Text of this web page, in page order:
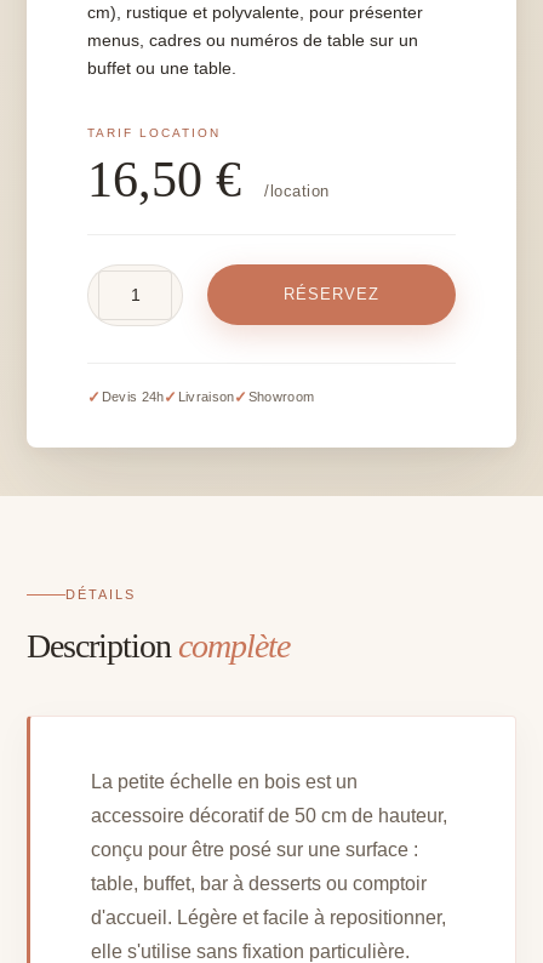
cm), rustique et polyvalente, pour présenter
menus, cadres ou numéros de table sur un
buffet ou une table.
16,50€ /location
en
-
RÉSERVEZ
✓ Devis 24h✓ Livraison✓ Showroom
DÉTAILS
Description complète
La petite échelle en bois est un
accessoire décoratif de 50 cm de hauteur,
conçu pour être posé sur une surface :
table, buffet, bar à desserts ou comptoir
d'accueil. Légère et facile à repositionner,
elle s'utilise sans fixation particulière.